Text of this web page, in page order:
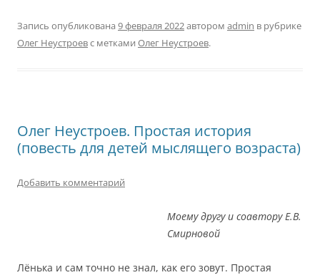
Запись опубликована 9 февраля 2022автором admin в рубрике
Олег Неустроевс метками Олег Неустроев.
Олег Неустроев. Простая история
(повесть для детей мыслящего возраста)
Добавить комментарий
Моему другу и соавтору Е.В.
Смирновой
Лёнька и сам точно не знал, как его зовут. Простая